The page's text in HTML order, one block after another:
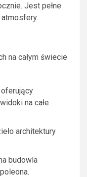
Jest pełne
na całym świecie
na całe
architektury
budowla